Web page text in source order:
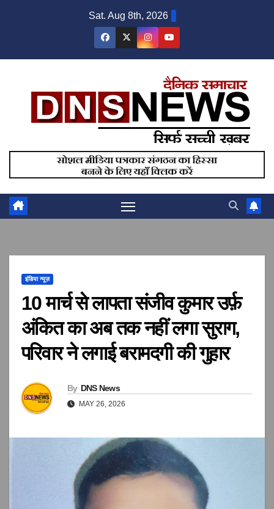
Sat. Aug 8th, 2026
इंडिया न्यूज़
10 मार्च से लापता संजीव कुमार उर्फ़
अंकित का अब तक नहीं लगा सुराग,
परिवार ने लगाई बरामदगी की गुहार
By DNS News
MAY 26, 2026